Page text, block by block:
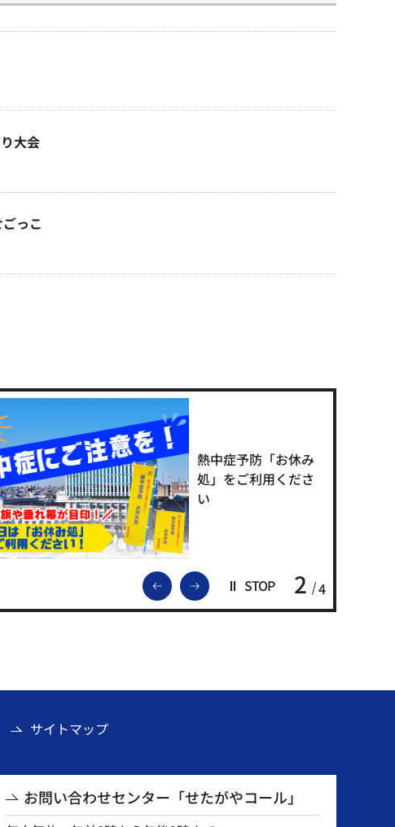
大会
っこ
前のスライドを表示
次のスライドを表示
STOP 2 4
熱中症予防「お休み
処」をご利用くださ
い
サイトマップ
お問い合わせセンター「せたがやコール」